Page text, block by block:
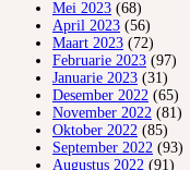
Mei 2023 (68)
April 2023 (56)
Maart 2023 (72)
Februarie 2023 (97)
Januarie 2023 (31)
Desember 2022 (65)
November 2022 (81)
Oktober 2022 (85)
September 2022 (93)
Augustus 2022 (91)